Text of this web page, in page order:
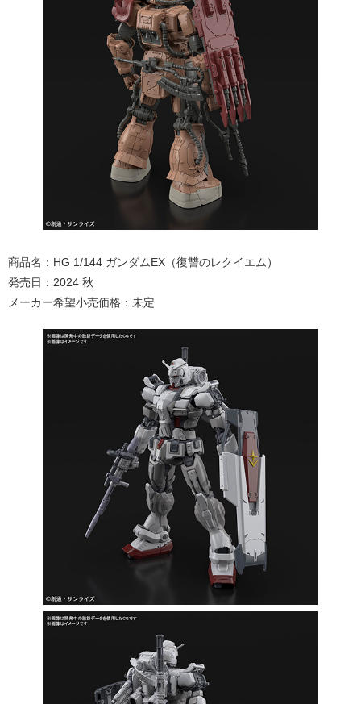
商品名：HG 1/144 ガンダムEX（復讐のレクイエム）
発売日：2024 秋
メーカー希望小売価格：未定